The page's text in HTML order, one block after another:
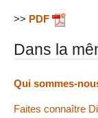
>> PDF
Dans la
Qui sommes-
Faites connaître